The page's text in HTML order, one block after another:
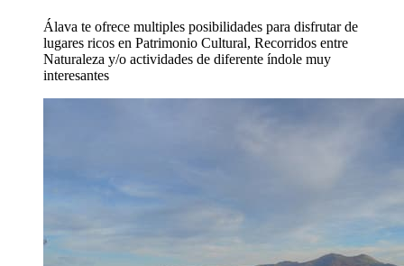
Álava te ofrece multiples posibilidades para disfrutar de
lugares ricos en Patrimonio Cultural, Recorridos entre
Naturaleza y/o actividades de diferente índole muy
interesantes